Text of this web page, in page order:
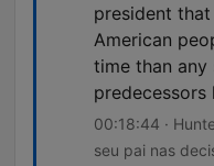
president
American
time than any
predecessors
00:18:44 ·
seu pai nas